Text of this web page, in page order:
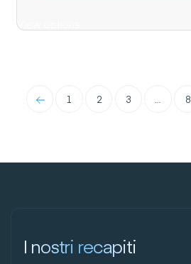
View options
← 1 2 3 8
I nostri recapiti